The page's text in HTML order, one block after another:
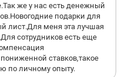
после
провал конкретного
риск, потому
распространяться.
же у нас есть денежный
подарки для
лист.Для меня эта лучшая
сотрудников есть еще
ставков,такое
по личному опыту.